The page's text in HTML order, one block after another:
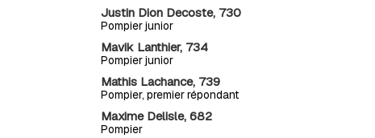
Justin Dion Decoste, 730
Pompier junior
Mavik Lanthier, 734
Pompier junior
Mathis Lachance, 739
Pompier, premier répondant
Maxime Delisle, 682
Pompier